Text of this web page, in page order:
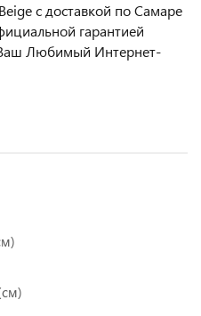
с доставкой по Самаре
гарантией
Любимый Интернет-